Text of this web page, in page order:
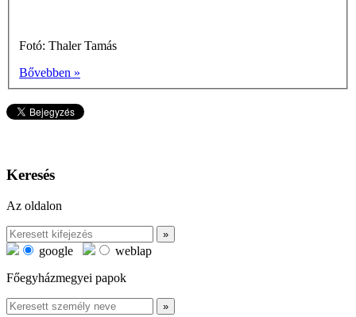
Fotó: Thaler Tamás
Bővebben »
Keresés
Az oldalon
google
weblap
Főegyházmegyei papok